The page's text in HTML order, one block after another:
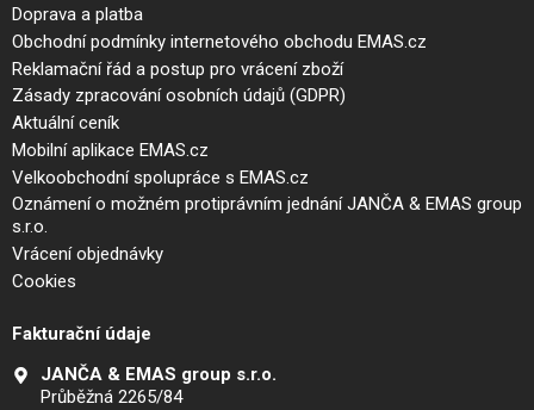
Doprava a platba
Obchodní podmínky internetového obchodu EMAS.cz
Reklamační řád a postup pro vrácení zboží
Zásady zpracování osobních údajů (GDPR)
Aktuální ceník
Mobilní aplikace EMAS.cz
Velkoobchodní spolupráce s EMAS.cz
Oznámení o možném protiprávním jednání JANČA & EMAS group
s.r.o.
Vrácení objednávky
Cookies
Fakturační údaje
JANČA & EMAS group s.r.o.
Průběžná 2265/84